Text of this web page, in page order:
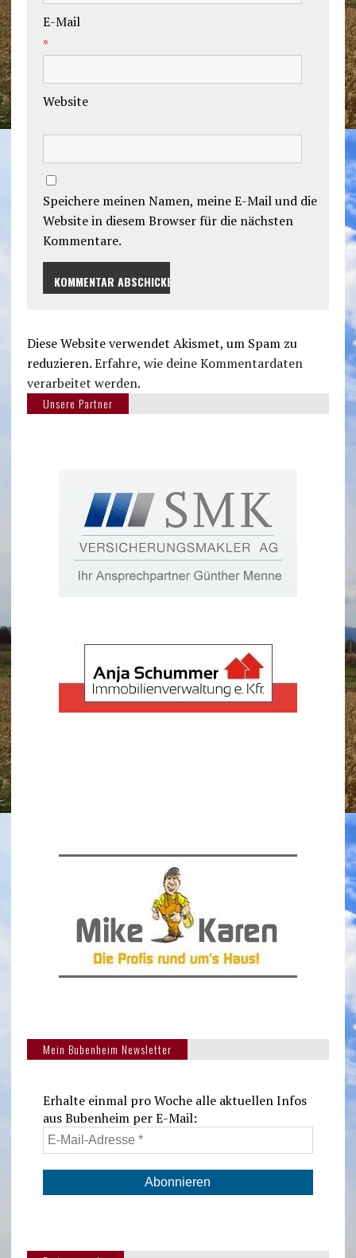
E-Mail
*
Website
Speichere meinen Namen, meine E-Mail und die
Website in diesem Browser für die nächsten
Kommentare.
Diese Website verwendet Akismet, um Spam zu
reduzieren.Erfahre, wie deine Kommentardaten
verarbeitet werden.
Unsere Partner
Mein Bubenheim Newsletter
Erhalte einmal pro Woche alle aktuellen Infos
aus Bubenheim per E-Mail: